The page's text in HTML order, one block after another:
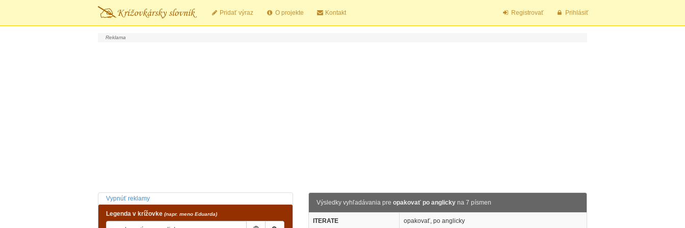
Pridať výraz O projekte Kontakt Registrovať Prihlásiť
Vypnúť reklamy
Legenda v krížovke (napr. meno Eduarda)
Výsledky vyhľadávania pre opakovať po anglickyna 7 písmen
ITERATE opakovať, po anglicky